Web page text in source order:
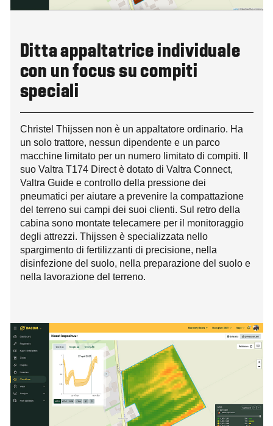
Ditta appaltatrice individuale
con un focus su compiti
speciali
Christel Thijssen non è un appaltatore ordinario. Ha
un solo trattore, nessun dipendente e un parco
macchine limitato per un numero limitato di compiti. Il
suo Valtra T174 Direct è dotato di Valtra Connect,
Valtra Guide e controllo della pressione dei
pneumatici per aiutare a prevenire la compattazione
del terreno sui campi dei suoi clienti. Sul retro della
cabina sono montate telecamere per il monitoraggio
degli attrezzi. Thijssen è specializzata nello
spargimento di fertilizzanti di precisione, nella
disinfezione del suolo, nella preparazione del suolo e
nella lavorazione del terreno.